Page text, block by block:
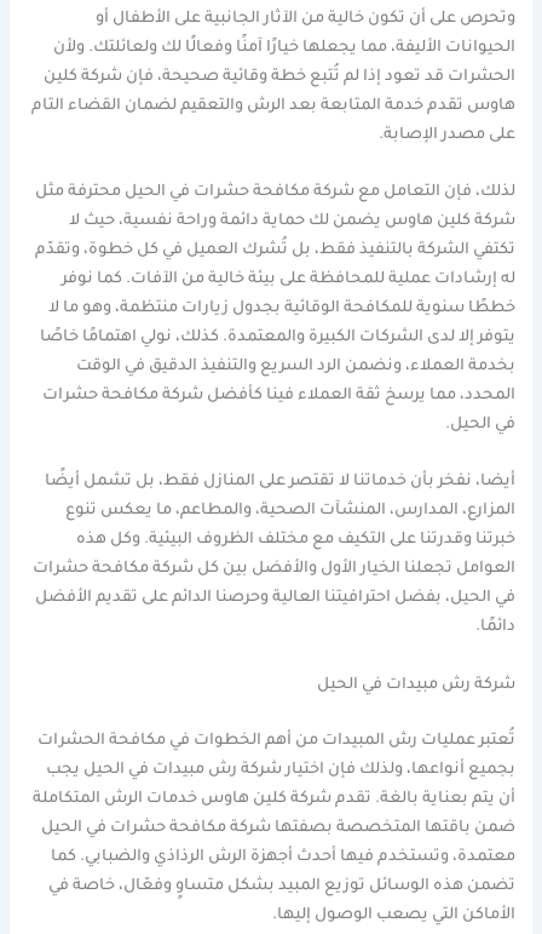
وتحرص على أن تكون خالية من الآثار الجانبية على الأطفال أو
الحيوانات الأليفة، مما يجعلها خيارًا آمنًا وفعالًا لك ولعائلتك. ولأن
الحشرات قد تعود إذا لم تُتبع خطة وقائية صحيحة، فإن شركة كلين
هاوس تقدم خدمة المتابعة بعد الرش والتعقيم لضمان القضاء التام
على مصدر الإصابة.
لذلك، فإن التعامل مع شركة مكافحة حشرات في الحيل محترفة مثل
شركة كلين هاوس يضمن لك حماية دائمة وراحة نفسية، حيث لا
تكتفي الشركة بالتنفيذ فقط، بل تُشرك العميل في كل خطوة، وتقدّم
له إرشادات عملية للمحافظة على بيئة خالية من الآفات. كما نوفر
خططًا سنوية للمكافحة الوقائية بجدول زيارات منتظمة، وهو ما لا
يتوفر إلا لدى الشركات الكبيرة والمعتمدة. كذلك، نولي اهتمامًا خاصًا
بخدمة العملاء، ونضمن الرد السريع والتنفيذ الدقيق في الوقت
المحدد، مما يرسخ ثقة العملاء فينا كأفضل شركة مكافحة حشرات
في الحيل.
أيضا، نفخر بأن خدماتنا لا تقتصر على المنازل فقط، بل تشمل أيضًا
المزارع، المدارس، المنشآت الصحية، والمطاعم، ما يعكس تنوع
خبرتنا وقدرتنا على التكيف مع مختلف الظروف البيئية. وكل هذه
العوامل تجعلنا الخيار الأول والأفضل بين كل شركة مكافحة حشرات
في الحيل، بفضل احترافيتنا العالية وحرصنا الدائم على تقديم الأفضل
دائمًا.
شركة رش مبيدات في الحيل
تُعتبر عمليات رش المبيدات من أهم الخطوات في مكافحة الحشرات
بجميع أنواعها، ولذلك فإن اختيار شركة رش مبيدات في الحيل يجب
أن يتم بعناية بالغة. تقدم شركة كلين هاوس خدمات الرش المتكاملة
ضمن باقتها المتخصصة بصفتها شركة مكافحة حشرات في الحيل
معتمدة، وتستخدم فيها أحدث أجهزة الرش الرذاذي والضبابي. كما
تضمن هذه الوسائل توزيع المبيد بشكل متساوٍ وفعّال، خاصة في
الأماكن التي يصعب الوصول إليها.